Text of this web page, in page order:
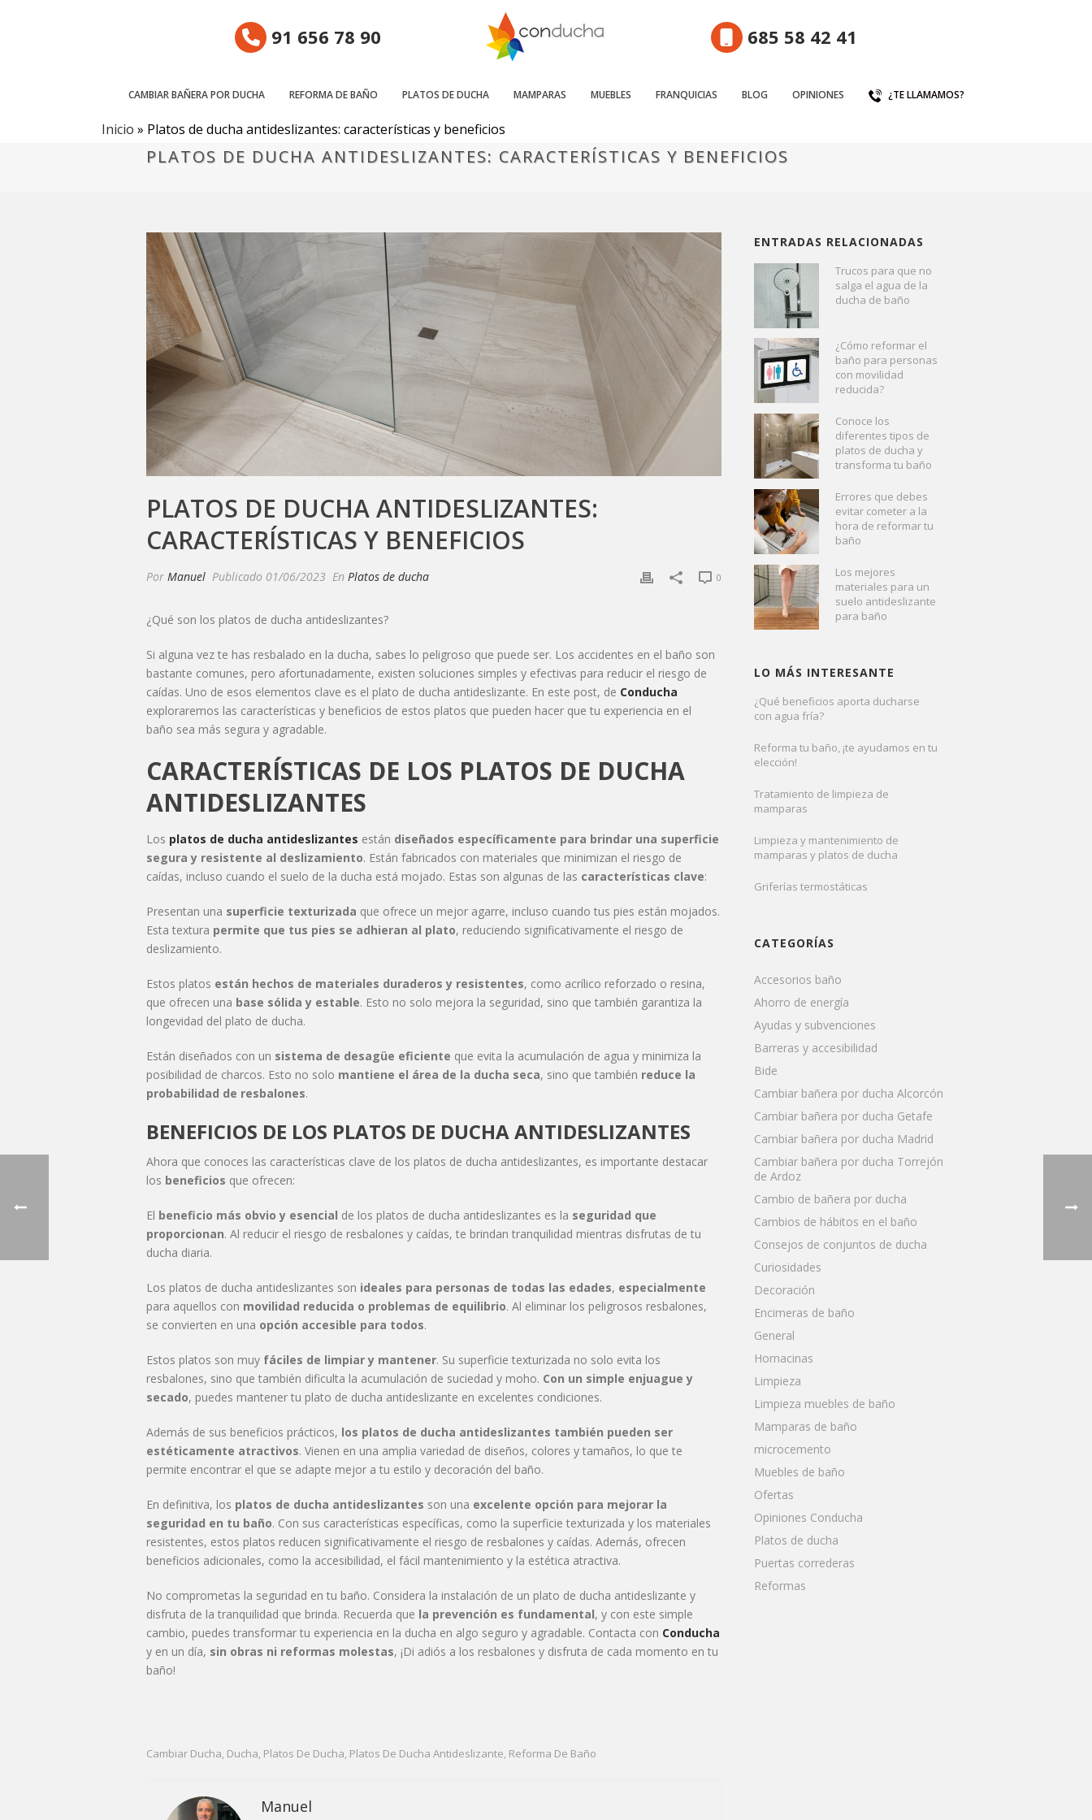
91 656 78 90 685 58 42 41
CAMBIAR BAÑERA POR DUCHA REFORMA DE BAÑO PLATOS DE DUCHA MAMPARAS MUEBLES FRANQUICIAS BLOG OPINIONES ¿TE LLAMAMOS?
Inicio » Platos de ducha antideslizantes: características y beneficios
PLATOS DE DUCHA ANTIDESLIZANTES: CARACTERÍSTICAS Y BENEFICIOS
PLATOS DE DUCHA ANTIDESLIZANTES:
CARACTERÍSTICAS Y BENEFICIOS
Por Manuel Publicado 01/06/2023 En Platos de ducha 0
¿Qué son los platos de ducha antideslizantes?
Si alguna vez te has resbalado en la ducha, sabes lo peligroso que puede ser. Los accidentes en el baño son
bastante comunes, pero afortunadamente, existen soluciones simples y efectivas para reducir el riesgo de
caídas. Uno de esos elementos clave es el plato de ducha antideslizante. En este post, de Conducha
exploraremos las características y beneficios de estos platos que pueden hacer que tu experiencia en el
baño sea más segura y agradable.
CARACTERÍSTICAS DE LOS PLATOS DE DUCHA
ANTIDESLIZANTES
Los platos de ducha antideslizantes están diseñados específicamente para brindar una superficie
segura y resistente al deslizamiento. Están fabricados con materiales que minimizan el riesgo de
caídas, incluso cuando el suelo de la ducha está mojado. Estas son algunas de las características clave:
Presentan una superficie texturizada que ofrece un mejor agarre, incluso cuando tus pies están mojados.
Esta textura permite que tus pies se adhieran al plato, reduciendo significativamente el riesgo de
deslizamiento.
Estos platos están hechos de materiales duraderos y resistentes, como acrílico reforzado o resina,
que ofrecen una base sólida y estable. Esto no solo mejora la seguridad, sino que también garantiza la
longevidad del plato de ducha.
Están diseñados con un sistema de desagüe eficiente que evita la acumulación de agua y minimiza la
posibilidad de charcos. Esto no solo mantiene el área de la ducha seca, sino que también reduce la
probabilidad de resbalones.
BENEFICIOS DE LOS PLATOS DE DUCHA ANTIDESLIZANTES
Ahora que conoces las características clave de los platos de ducha antideslizantes, es importante destacar
los beneficios que ofrecen:
El beneficio más obvio y esencial de los platos de ducha antideslizantes es la seguridad que
proporcionan. Al reducir el riesgo de resbalones y caídas, te brindan tranquilidad mientras disfrutas de tu
ducha diaria.
Los platos de ducha antideslizantes son ideales para personas de todas las edades, especialmente
para aquellos con movilidad reducida o problemas de equilibrio. Al eliminar los peligrosos resbalones,
se convierten en una opción accesible para todos.
Estos platos son muy fáciles de limpiar y mantener. Su superficie texturizada no solo evita los
resbalones, sino que también dificulta la acumulación de suciedad y moho. Con un simple enjuague y
secado, puedes mantener tu plato de ducha antideslizante en excelentes condiciones.
Además de sus beneficios prácticos, los platos de ducha antideslizantes también pueden ser
estéticamente atractivos. Vienen en una amplia variedad de diseños, colores y tamaños, lo que te
permite encontrar el que se adapte mejor a tu estilo y decoración del baño.
En definitiva, los platos de ducha antideslizantes son una excelente opción para mejorar la
seguridad en tu baño. Con sus características específicas, como la superficie texturizada y los materiales
resistentes, estos platos reducen significativamente el riesgo de resbalones y caídas. Además, ofrecen
beneficios adicionales, como la accesibilidad, el fácil mantenimiento y la estética atractiva.
No comprometas la seguridad en tu baño. Considera la instalación de un plato de ducha antideslizante y
disfruta de la tranquilidad que brinda. Recuerda que la prevención es fundamental, y con este simple
cambio, puedes transformar tu experiencia en la ducha en algo seguro y agradable. Contacta con Conducha
y en un día, sin obras ni reformas molestas, ¡Di adiós a los resbalones y disfruta de cada momento en tu
baño!
Cambiar Ducha, Ducha, Platos De Ducha, Platos De Ducha Antideslizante, Reforma De Baño
Manuel
ENTRADAS RELACIONADAS
Trucos para que no
salga el agua de la
ducha de baño
¿Cómo reformar el
baño para personas
con movilidad
reducida?
Conoce los
diferentes tipos de
platos de ducha y
transforma tu baño
Errores que debes
evitar cometer a la
hora de reformar tu
baño
Los mejores
materiales para un
suelo antideslizante
para baño
LO MÁS INTERESANTE
¿Qué beneficios aporta ducharse
con agua fría?
Reforma tu baño, ¡te ayudamos en tu
elección!
Tratamiento de limpieza de
mamparas
Limpieza y mantenimiento de
mamparas y platos de ducha
Griferías termostáticas
CATEGORÍAS
Accesorios baño
Ahorro de energía
Ayudas y subvenciones
Barreras y accesibilidad
Bide
Cambiar bañera por ducha Alcorcón
Cambiar bañera por ducha Getafe
Cambiar bañera por ducha Madrid
Cambiar bañera por ducha Torrejón
de Ardoz
Cambio de bañera por ducha
Cambios de hábitos en el baño
Consejos de conjuntos de ducha
Curiosidades
Decoración
Encimeras de baño
General
Hornacinas
Limpieza
Limpieza muebles de baño
Mamparas de baño
microcemento
Muebles de baño
Ofertas
Opiniones Conducha
Platos de ducha
Puertas correderas
Reformas